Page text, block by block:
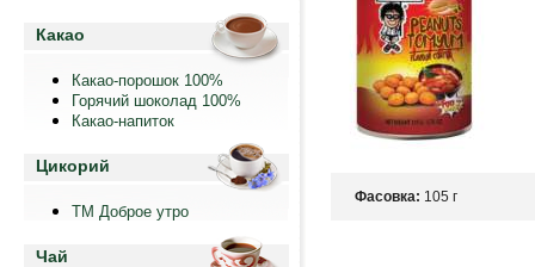
Какао
Какао-порошок 100%
Горячий шоколад 100%
Какао-напиток
Цикорий
ТМ Доброе утро
Чай
Фасовка: 105 г